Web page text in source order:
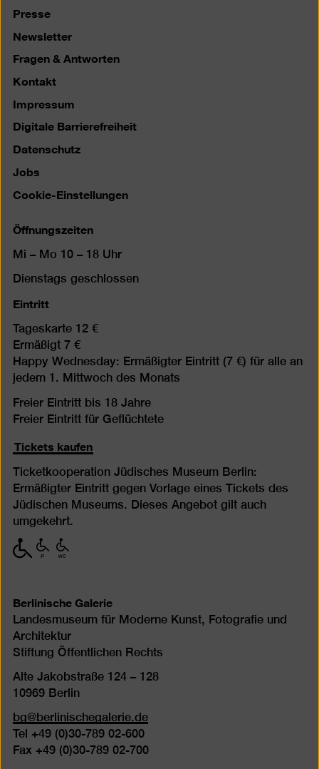
Presse
Newsletter
Fragen & Antworten
Kontakt
Impressum
Digitale Barrierefreiheit
Datenschutz
Jobs
Cookie-Einstellungen
Öffnungszeiten
Mi – Mo 10 – 18 Uhr
Dienstags geschlossen
Eintritt
Tageskarte 12 €
Ermäßigt 7 €
Happy Wednesday: Ermäßigter Eintritt (7 €) für alle an
jedem 1. Mittwoch des Monats
Freier Eintritt bis 18 Jahre
Freier Eintritt für Geflüchtete
Tickets kaufen
Ticketkooperation Jüdisches Museum Berlin:
Ermäßigter Eintritt gegen Vorlage eines Tickets des
Jüdischen Museums. Dieses Angebot gilt auch
umgekehrt.
mit
eingeschränkter
mit
eingeschränkter
mit
eingeschränkter
Berlinische Galerie
Landesmuseum für Moderne Kunst, Fotografie und
Architektur
Stiftung Öffentlichen Rechts
Alte Jakobstraße 124 – 128
10969 Berlin
bg@berlinischegalerie.de
Tel +49 (0)30-789 02-600
Fax +49 (0)30-789 02-700